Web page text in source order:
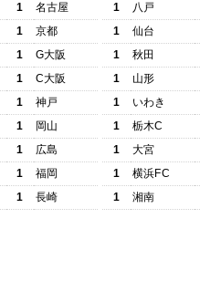
1
名古屋
1
京都
1
G大阪
1
C大阪
1
神戸
1
岡山
1
広島
1
福岡
1 長崎
1
八戸
1
仙台
1
秋田
1
山形
1
いわき
1
栃木C
1
大宮
1
横浜FC
1
湘南